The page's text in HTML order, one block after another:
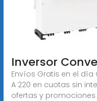
Inversor
Envíos Gratis en el
A 220 en cuotas sin
ofertas y